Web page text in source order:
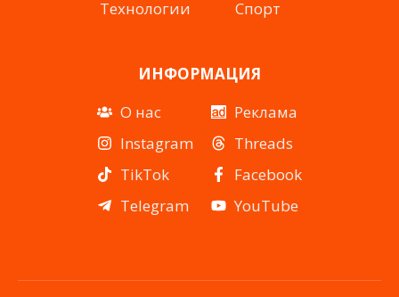
Технологии
Спорт
ИНФОРМАЦИЯ
О нас
Instagram
TikTok
Telegram
Реклама
Threads
Facebook
YouTube